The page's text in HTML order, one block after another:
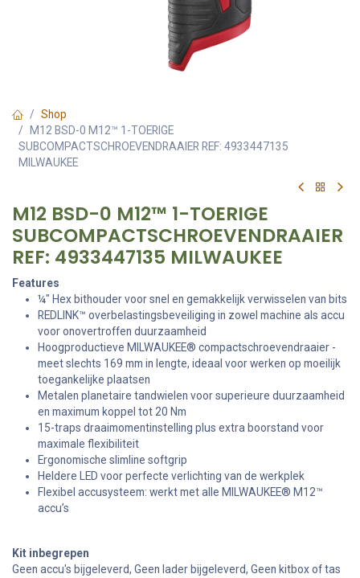
Shop
M12 BSD-0 M12™ 1-TOERIGE
SUBCOMPACTSCHROEVENDRAAIER REF: 4933447135
MILWAUKEE
M12 BSD-0 M12™ 1-TOERIGE
SUBCOMPACTSCHROEVENDRAAIER
REF: 4933447135 MILWAUKEE
Features
¼″ Hex bithouder voor snel en gemakkelijk verwisselen van bits
REDLINK™ overbelastingsbeveiliging in zowel machine als accu
voor onovertroffen duurzaamheid
Hoogproductieve MILWAUKEE® compactschroevendraaier -
meet slechts 169 mm in lengte, ideaal voor werken op moeilijk
toegankelijke plaatsen
Metalen planetaire tandwielen voor superieure duurzaamheid
en maximum koppel tot 20 Nm
15-traps draaimomentinstelling plus extra boorstand voor
maximale flexibiliteit
Ergonomische slimline softgrip
Heldere LED voor perfecte verlichting van de werkplek
Flexibel accusysteem: werkt met alle MILWAUKEE® M12™
accu’s
Kit inbegrepen
Geen accu's bijgeleverd, Geen lader bijgeleverd, Geen kitbox of tas